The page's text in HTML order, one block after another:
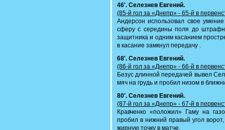
46'. Селезнев Евгений.
(85-й гол за «Днепр» - 65-й в
Андерсон использовал свое
сферу с середины поля до
защитника и одним касанием
в касание замкнул передачу .
68'. Селезнев Евгений.
(86-й гол за «Днепр» - 66-й в
Безус длинной передачей вывел
мяч на грудь и пробил низом в
80'. Селезнев Евгений.
(87-й гол за «Днепр» - 67-й в
Кравченко «положил» Гаму на
пробил в нижний правый угол
жирную точку в матче.